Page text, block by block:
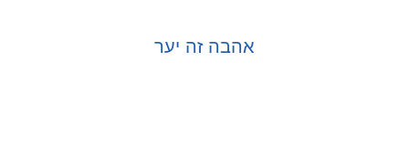
אהבה זה יער